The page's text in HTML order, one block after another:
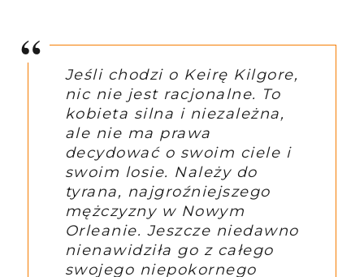
Jeśli chodzi o Keirę Kilgore,
nic nie jest racjonalne. To
kobieta silna i niezależna,
ale nie ma prawa
decydować o swoim ciele i
swoim losie. Należy do
tyrana, najgroźniejszego
mężczyzny w Nowym
Orleanie. Jeszcze niedawno
nienawidziła go z całego
swojego niepokornego